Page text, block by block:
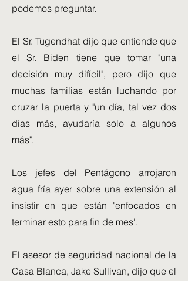
podemos preguntar.
El Sr. Tugendhat dijo que entiende que
el Sr. Biden tiene que tomar "una
decisión muy difícil", pero dijo que
muchas familias están luchando por
cruzar la puerta y "un día, tal vez dos
días más, ayudaría solo a algunos
más".
Los jefes del Pentágono arrojaron
agua fría ayer sobre una extensión al
insistir en que están 'enfocados en
terminar esto para fin de mes'.
El asesor de seguridad nacional de la
Casa Blanca, Jake Sullivan, dijo que el